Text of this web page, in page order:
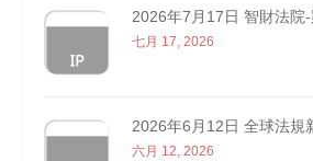
2026年7月17日 智財法院
七月 17, 2026
2026年6月12日 全球法規
六月 12, 2026